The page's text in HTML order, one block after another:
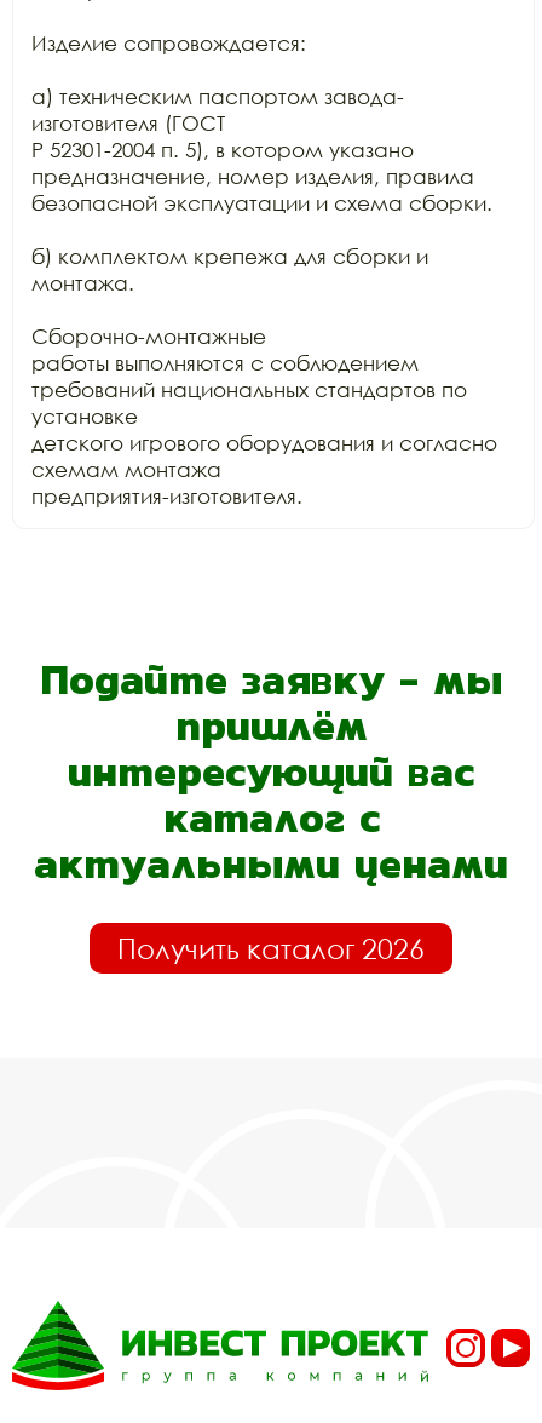
Изделие сопровождается:
а) техническим паспортом завода-
изготовителя (ГОСТ
Р 52301-2004 п. 5), в котором указано
предназначение, номер изделия, правила
безопасной эксплуатации и схема сборки.
б) комплектом крепежа для сборки и
монтажа.
Сборочно-монтажные
работы выполняются с соблюдением
требований национальных стандартов по
установке
детского игрового оборудования и согласно
схемам монтажа
предприятия-изготовителя.
Подайте заявку - мы
пришлём
интересующий вас
каталог с
актуальными ценами
Получить каталог 2026